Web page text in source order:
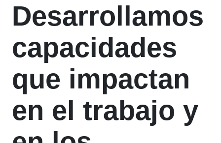
Desarrollamos
capacidades
que impactan
en el trabajo y